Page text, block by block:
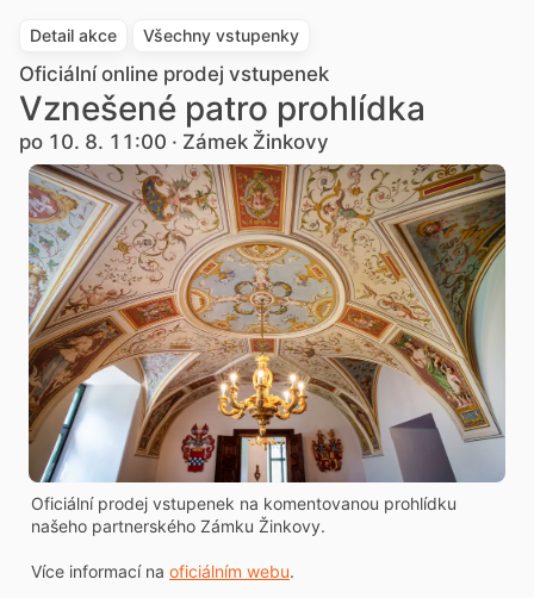
Detail akce Všechny vstupenky
Oficiální online prodej vstupenek
Vznešené patro prohlídka
po 10. 8. 11:00 · Zámek Žinkovy
Oficiální prodej vstupenek na komentovanou prohlídku
našeho partnerského Zámku Žinkovy.
Více informací na oficiálním webu.